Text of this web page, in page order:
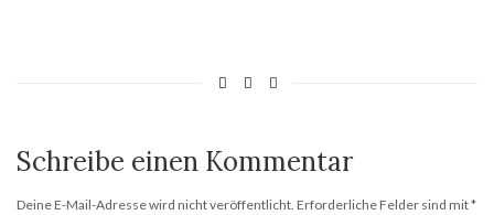
Schreibe einen Kommentar
Deine E-Mail-Adresse wird nicht veröffentlicht. Erforderliche Felder sind mit*